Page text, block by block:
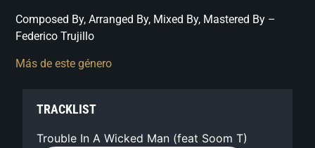
Composed By, Arranged By, Mixed By, Mastered By –
Federico Trujillo
Más de este género
TRACKLIST
Trouble In A Wicked Man (feat Soom T)